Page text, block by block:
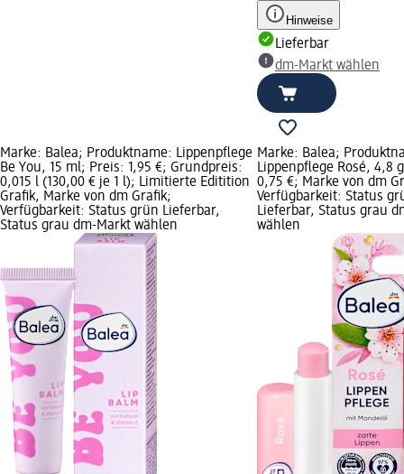
Hinweise
Lieferbar
dm-Markt wählen
Marke: Balea; Produktname: Lippenpflege
Be You, 15 ml; Preis: 1,95 €; Grundpreis:
0,015 l (130,00 € je 1 l); Limitierte Editition
Grafik, Marke von dm Grafik;
Verfügbarkeit: Status grün Lieferbar,
Status grau dm-Markt wählen
Marke: Balea;
Lippenpflege Rosé, 4,8
0,75 €; Marke von dm
Verfügbarkeit: Status
Lieferbar, Status grau
wählen